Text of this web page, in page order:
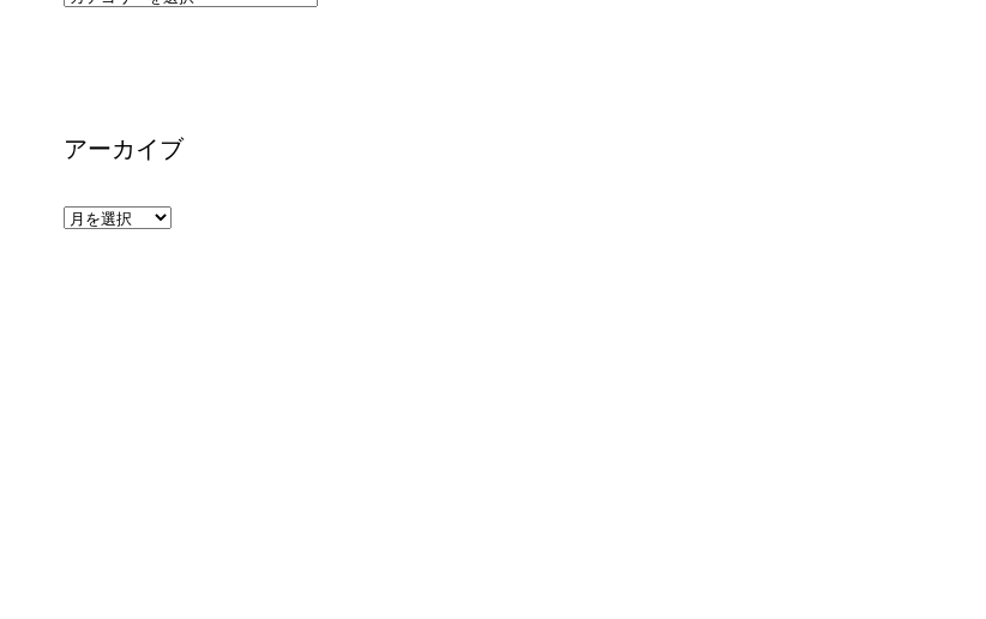
アーカイブ
ア